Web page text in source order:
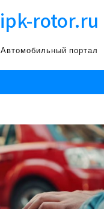
ipk-rotor.ru
Автомобильный портал